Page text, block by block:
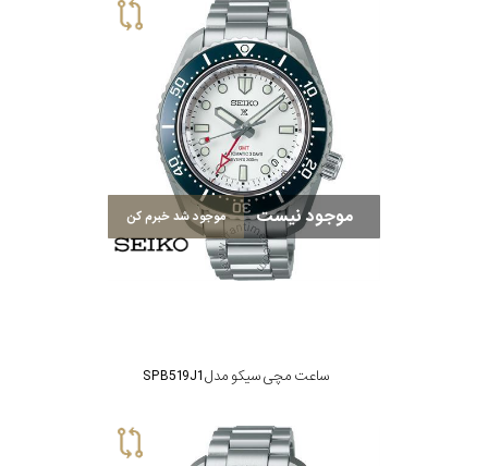
موجود نیست موجود شد خبرم کن
ساعت مچی سیکو مدل SPB519J1